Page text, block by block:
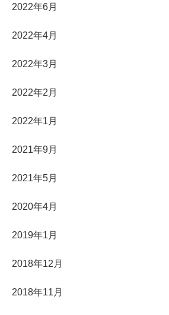
2022年6月
2022年4月
2022年3月
2022年2月
2022年1月
2021年9月
2021年5月
2020年4月
2019年1月
2018年12月
2018年11月